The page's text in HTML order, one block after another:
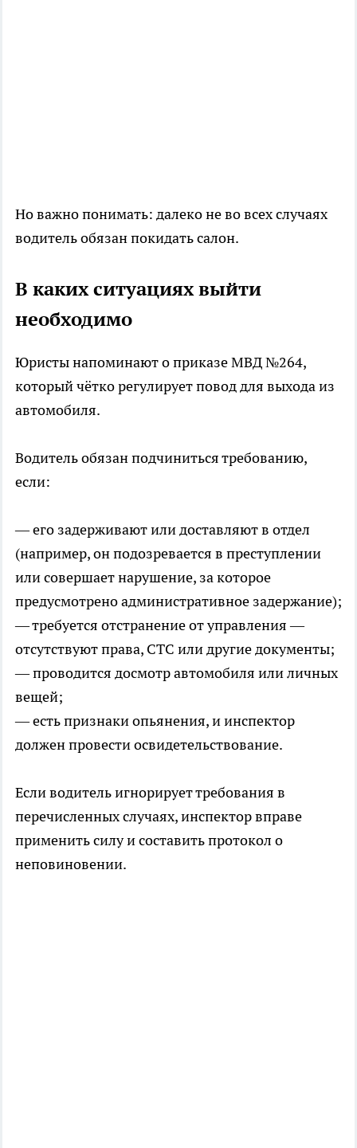
Но важно понимать: далеко не во всех случаях
водитель обязан покидать салон.
В каких ситуациях выйти
необходимо
Юристы напоминают о приказе МВД №264,
который чётко регулирует повод для выхода из
автомобиля.
Водитель обязан подчиниться требованию,
если:
— его задерживают или доставляют в отдел
(например, он подозревается в преступлении
или совершает нарушение, за которое
предусмотрено административное задержание);
— требуется отстранение от управления —
отсутствуют права, СТС или другие документы;
— проводится досмотр автомобиля или личных
вещей;
— есть признаки опьянения, и инспектор
должен провести освидетельствование.
Если водитель игнорирует требования в
перечисленных случаях, инспектор вправе
применить силу и составить протокол о
неповиновении.